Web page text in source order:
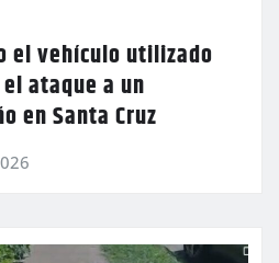
el vehículo utilizado
ataque a un
en Santa Cruz